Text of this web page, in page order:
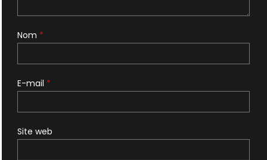
Nom *
E-mail *
Site web